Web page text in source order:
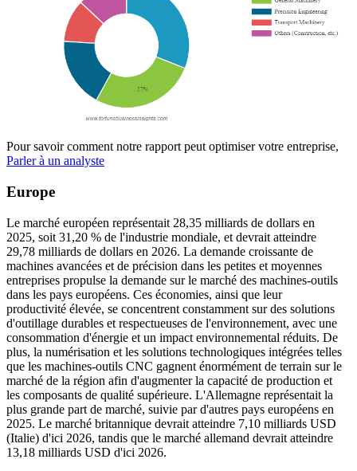
Pour savoir comment notre rapport peut optimiser votre entreprise,
Parler à un analyste
Europe
Le marché européen représentait 28,35 milliards de dollars en
2025, soit 31,20 % de l'industrie mondiale, et devrait atteindre
29,78 milliards de dollars en 2026. La demande croissante de
machines avancées et de précision dans les petites et moyennes
entreprises propulse la demande sur le marché des machines-outils
dans les pays européens. Ces économies, ainsi que leur
productivité élevée, se concentrent constamment sur des solutions
d'outillage durables et respectueuses de l'environnement, avec une
consommation d'énergie et un impact environnemental réduits. De
plus, la numérisation et les solutions technologiques intégrées telles
que les machines-outils CNC gagnent énormément de terrain sur le
marché de la région afin d'augmenter la capacité de production et
les composants de qualité supérieure. L'Allemagne représentait la
plus grande part de marché, suivie par d'autres pays européens en
2025. Le marché britannique devrait atteindre 7,10 milliards USD
(Italie) d'ici 2026, tandis que le marché allemand devrait atteindre
13,18 milliards USD d'ici 2026.